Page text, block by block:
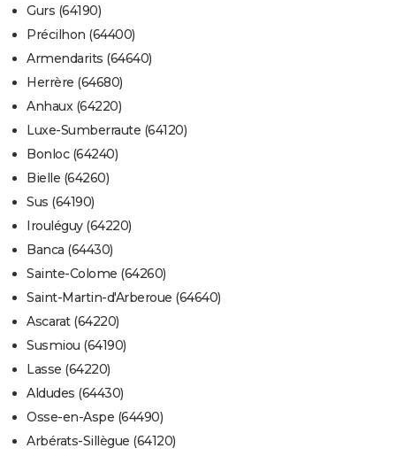
Gurs (64190)
Précilhon (64400)
Armendarits (64640)
Herrère (64680)
Anhaux (64220)
Luxe-Sumberraute (64120)
Bonloc (64240)
Bielle (64260)
Sus (64190)
Irouléguy (64220)
Banca (64430)
Sainte-Colome (64260)
Saint-Martin-d'Arberoue (64640)
Ascarat (64220)
Susmiou (64190)
Lasse (64220)
Aldudes (64430)
Osse-en-Aspe (64490)
Arbérats-Sillègue (64120)